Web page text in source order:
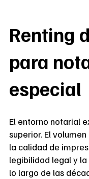
Renting
para
especial
El entorno notarial
superior. El
la calidad de
legibilidad legal y
lo largo de las